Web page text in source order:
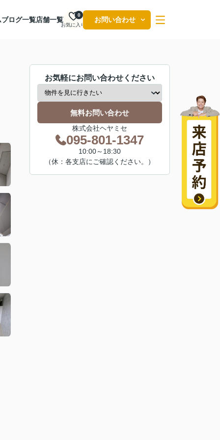
ブログ一覧店舗一覧
お気に入り
0
お問い合わせ
お気軽にお問い合わせください
無料お問い合わせ
株式会社ヘヤミセ
095-801-1347
10:00～18:30
（休：各支店にご確認ください。）